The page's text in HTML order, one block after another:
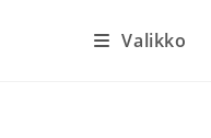
Valikko